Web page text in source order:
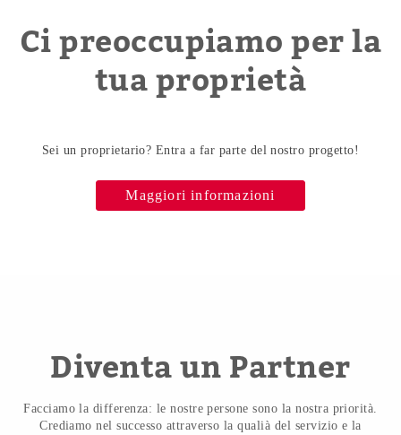
Ci preoccupiamo per la
tua proprietà
Sei un proprietario? Entra a far parte del nostro progetto!
Maggiori informazioni
Diventa un Partner
Facciamo la differenza: le nostre persone sono la nostra priorità.
Crediamo nel successo attraverso la qualià del servizio e la